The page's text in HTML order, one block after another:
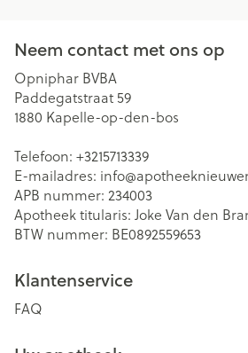
Neem contact met ons op
Opniphar BVBA
Paddegatstraat 59
1880 Kapelle-op-den-bos
Telefoon: +3215713339
E-mailadres: info@
APB nummer: 234003
Apotheek titularis: Joke Van den
BTW nummer: BE0892559653
Klantenservice
FAQ